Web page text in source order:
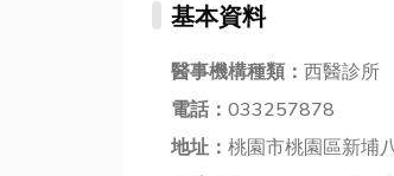
基本資料
醫事機構種類： 西醫診所
電話： 033257878
地址： 桃園市桃園區新埔